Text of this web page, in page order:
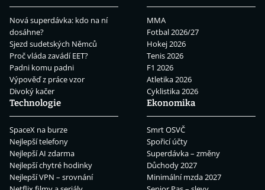
Nová superdávka: kdo na ní
dosáhne?
Sjezd sudetských Němců
Proč vláda zavádí EET?
Padni komu padni
Výpověď z práce vzor
Divoký kačer
MMA
Fotbal 2026/27
Hokej 2026
Tenis 2026
F1 2026
Atletika 2026
Cyklistika 2026
Technologie
SpaceX na burze
Nejlepší telefony
Nejlepší AI zdarma
Nejlepší chytré hodinky
Nejlepší VPN – srovnání
Ekonomika
Smrt OSVČ
Spořicí účty
Superdávka – změny
Důchody 2027
Minimální mzda 2027